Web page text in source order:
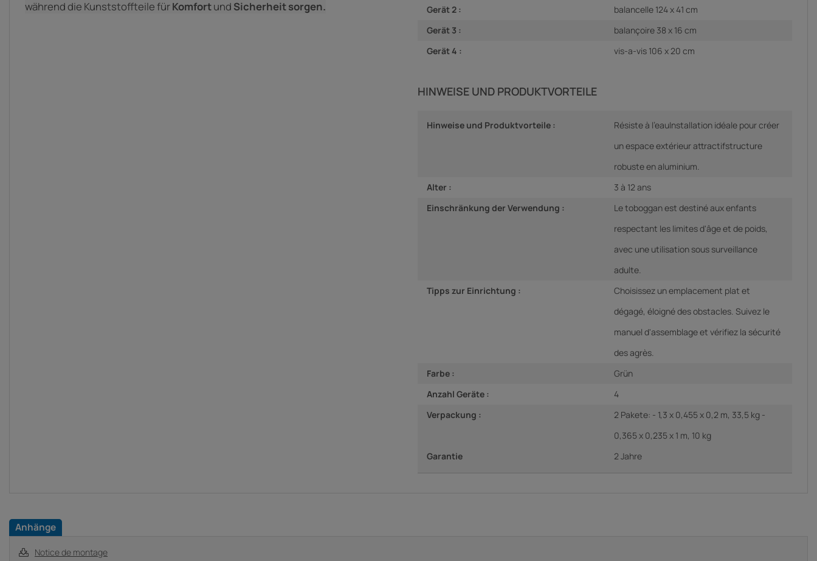
während die Kunststoffteile fürKomfortund Sicherheit sorgen.
Gerät 2 :
balancelle 124 x 41 cm
Gerät 3 :
balançoire 38 x 16 cm
Gerät 4 :
vis-a-vis 106 x 20 cm
HINWEISE UND PRODUKTVORTEILE
Hinweise und Produktvorteile :
Résiste à l’eauInstallation idéale pour créer
un espace extérieur attractifstructure
robuste en aluminium.
Alter :
3 à 12 ans
Einschränkung der Verwendung :
Le toboggan est destiné aux enfants
respectant les limites d'âge et de poids,
avec une utilisation sous surveillance
adulte.
Tipps zur Einrichtung :
Choisissez un emplacement plat et
dégagé, éloigné des obstacles. Suivez le
manuel d'assemblage et vérifiez la sécurité
des agrès.
Farbe :
Grün
Anzahl Geräte :
4
Verpackung :
2 Pakete: - 1,3 x 0,455 x 0,2 m, 33,5 kg -
0,365 x 0,235 x 1 m, 10 kg
Garantie
2 Jahre
Anhänge
Notice de montage